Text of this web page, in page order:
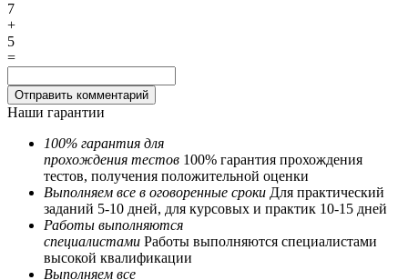
7
+
5
=
Наши гарантии
100% гарантия для
прохождения тестов 100% гарантия прохождения
тестов, получения положительной оценки
Выполняем все в оговоренные сроки Для практический
заданий 5-10 дней, для курсовых и практик 10-15 дней
Работы выполняются
специалистами Работы выполняются специалистами
высокой квалификации
Выполняем все